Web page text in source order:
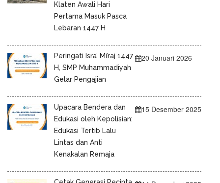
Klaten Awali Hari
Pertama Masuk Pasca
Lebaran 1447 H
Peringati Isra’ Mi’raj 1447
H, SMP Muhammadiyah
Gelar Pengajian
20 Januari 2026
Upacara Bendera dan
Edukasi oleh Kepolisian:
Edukasi Tertib Lalu
Lintas dan Anti
Kenakalan Remaja
15 Desember 2025